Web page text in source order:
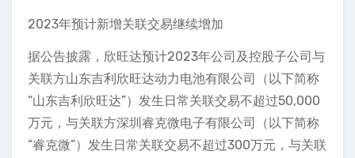
2023年预计新增关联交易继续增加
据公告披露，欣旺达预计2023年公司及控股子公司与
关联方山东吉利欣旺达动力电池有限公司（以下简称
“山东吉利欣旺达”）发生日常关联交易不超过50,000
万元，与关联方深圳睿克微电子有限公司（以下简称
“睿克微”）发生日常关联交易不超过300万元，与关联